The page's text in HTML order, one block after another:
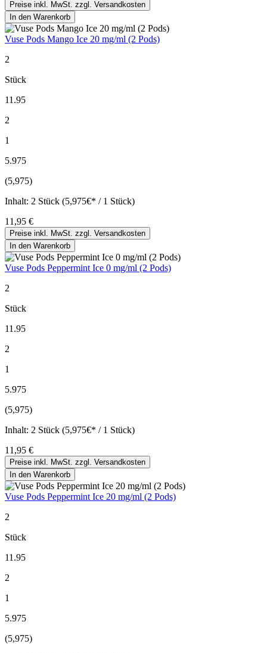
Preise inkl. MwSt. zzgl. Versandkosten
In den Warenkorb
Vuse Pods Mango Ice 20 mg/ml (2 Pods)
2
Stück
11.95
2
1
5.975
(5,975)
Inhalt: 2 Stück (5,975€* / 1 Stück)
11,95 €
Preise inkl. MwSt. zzgl. Versandkosten
In den Warenkorb
Vuse Pods Peppermint Ice 0 mg/ml (2 Pods)
2
Stück
11.95
2
1
5.975
(5,975)
Inhalt: 2 Stück (5,975€* / 1 Stück)
11,95 €
Preise inkl. MwSt. zzgl. Versandkosten
In den Warenkorb
Vuse Pods Peppermint Ice 20 mg/ml (2 Pods)
2
Stück
11.95
2
1
5.975
(5,975)